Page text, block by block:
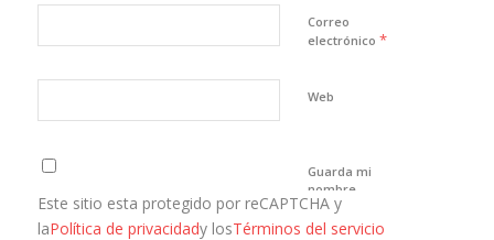
Correo
electrónico *
Web
Guarda mi
nombre,
correo
electrónico y
Este sitio esta protegido por reCAPTCHA y
laPolítica de privacidady losTérminos del servicio